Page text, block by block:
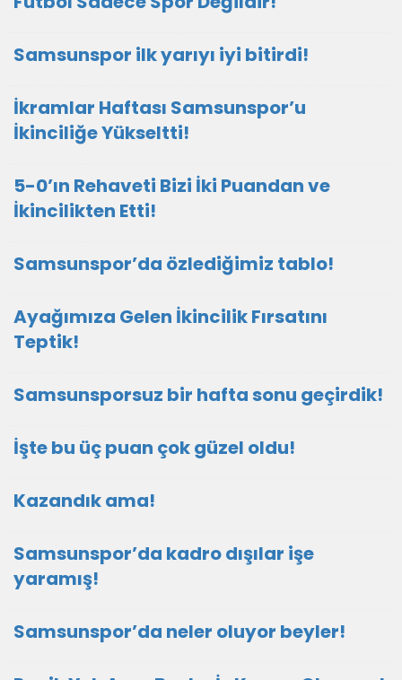
Samsunspor ilk yarıyı iyi bitirdi!
İkramlar Haftası Samsunspor’u
İkinciliğe Yükseltti!
5-0’ın Rehaveti Bizi İki Puandan ve
İkincilikten Etti!
Samsunspor’da özlediğimiz tablo!
Ayağımıza Gelen İkincilik Fırsatını
Teptik!
Samsunsporsuz bir hafta sonu geçirdik!
İşte bu üç puan çok güzel oldu!
Kazandık ama!
Samsunspor’da kadro dışılar işe
yaramış!
Samsunspor’da neler oluyor beyler!